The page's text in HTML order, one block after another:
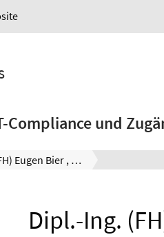
Compliance und
Dipl.-Ing. (FH) Eugen Bier , M.Sc.
Dipl.-Ing.